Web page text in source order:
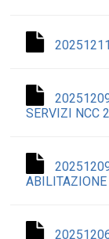
SERVIZI NCC